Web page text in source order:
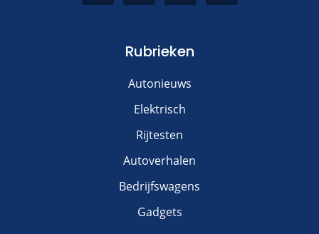
Rubrieken
Autonieuws
Elektrisch
Rijtesten
Autoverhalen
Bedrijfswagens
Gadgets